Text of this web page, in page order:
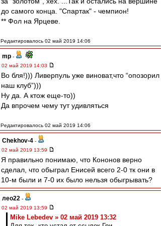
до самого конца. "Спартак" - чемпион!
** Фол на Ярцеве.
Редактировалось 02 май 2019 14:06
mp -
02 май 2019 14:03
Во бля!))) Ливерпуль уже виноват,что “опозорил
наш клуб”)))
Ну да. А ктож еще-то))
Да впрочем чему тут удивляться
Редактировалось 02 май 2019 14:06
Chekhov-4 -
02 май 2019 13:59
Я правильно понимаю, что Кононов верно
сделал, что обыграл Енисей всего 2-0 тк они в
10-м были и 7-0 их было нельзя обыгрывать?
лео22 -
02 май 2019 13:59
Mike Lebedev » 02 май 2019 13:32